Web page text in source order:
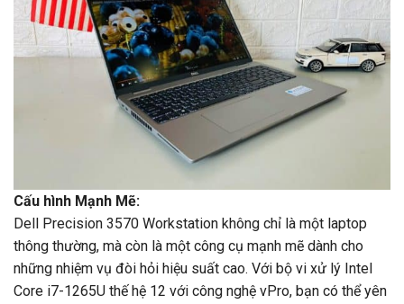
Cấu hình Mạnh Mẽ:
Dell Precision 3570 Workstation không chỉ là một laptop
thông thường, mà còn là một công cụ mạnh mẽ dành cho
những nhiệm vụ đòi hỏi hiệu suất cao. Với bộ vi xử lý Intel
Core i7-1265U thế hệ 12 với công nghệ vPro, bạn có thể yên